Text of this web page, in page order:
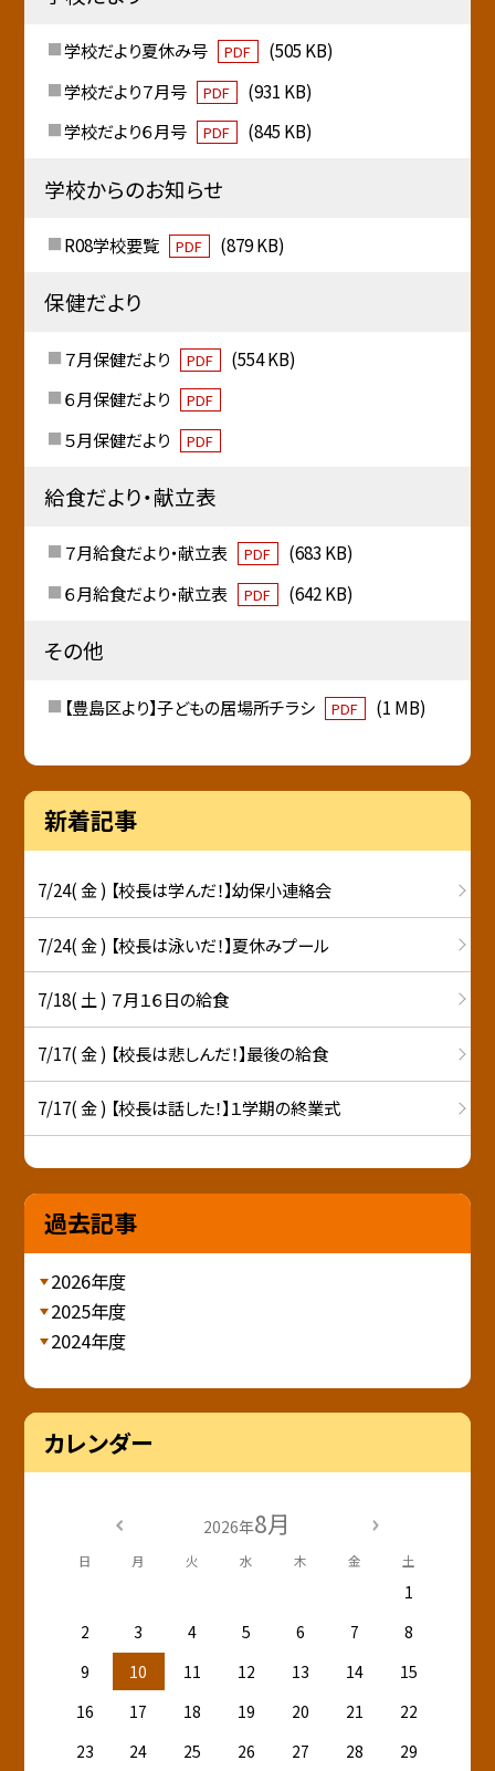
学校だより夏休み号 PDF
(505 KB)
学校だより７月号
PDF
(931 KB)
学校だより６月号
PDF (845 KB)
学校からのお知らせ
R08学校要覧 PDF (879 KB)
保健だより
７月保健だより PDF
(554 KB)
６月保健だより
PDF
５月保健だより PDF
給食だより・献立表
７月給食だより・献立表 PDF
(683 KB)
６月給食だより・献立表
PDF (642 KB)
その他
【豊島区より】子どもの居場所チラシ PDF (1 MB)
新着記事
7/24( 金 ) 【校長は学んだ！】幼保小連絡会
7/24( 金 ) 【校長は泳いだ！】夏休みプール
7/18( 土 ) ７月１６日の給食
7/17( 金 ) 【校長は悲しんだ！】最後の給食
7/17( 金 ) 【校長は話した！】１学期の終業式
過去記事
2026年度
2025年度
2024年度
カレンダー
2026年8月
日 月 火 水 木 金 土
1
2
3 4 5 6 7
8
9
10 11 12 13 14
15
16
17 18 19 20 21
22
23
24 25 26 27 28
29